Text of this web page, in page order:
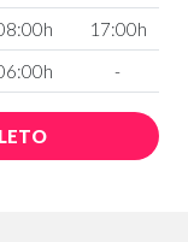
17:00h
-